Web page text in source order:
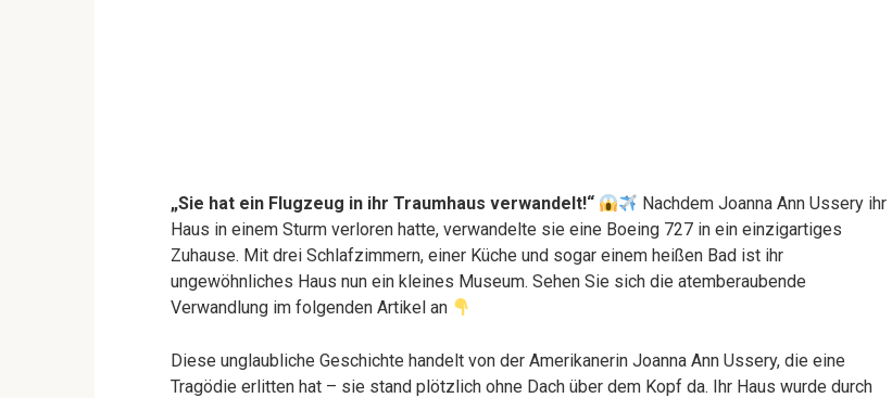
„Sie hat ein Flugzeug in ihr Traumhaus verwandelt!“
Nachdem Joanna Ann Ussery ihr
Haus in einem Sturm verloren hatte, verwandelte sie eine Boeing 727 in ein einzigartiges
Zuhause. Mit drei Schlafzimmern, einer Küche und sogar einem heißen Bad ist ihr
ungewöhnliches Haus nun ein kleines Museum. Sehen Sie sich die atemberaubende
Verwandlung im folgenden Artikel an
Diese unglaubliche Geschichte handelt von der Amerikanerin Joanna Ann Ussery, die eine
Tragödie erlitten hat – sie stand plötzlich ohne Dach über dem Kopf da. Ihr Haus wurde durch